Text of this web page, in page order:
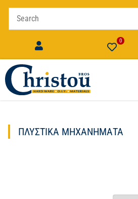
0
ΠΛΥΣΤΙΚΆ ΜΗΧΑΝΉΜΑΤΑ